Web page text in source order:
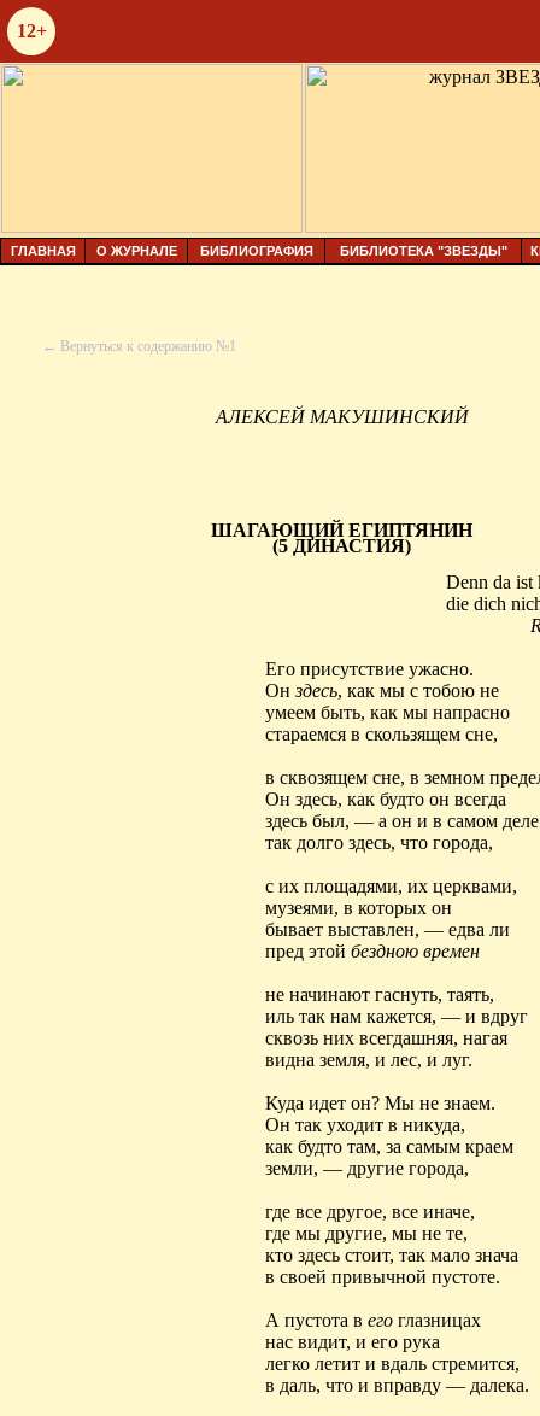
12+
ГЛАВНАЯ О ЖУРНАЛЕ БИБЛИОГРАФИЯ БИБЛИОТЕКА "ЗВЕЗДЫ"
← Вернуться к содержанию №1
АЛЕКСЕЙ МАКУШИНСКИЙ
ШАГАЮЩИЙ ЕГИПТЯНИН
(5 ДИНАСТИЯ)
Denn da ist
die dich
Его присутствие ужасно.
Онздесь, как мы с тобою не
умеем быть, как мы напрасно
стараемся в скользящем сне,
в сквозящем сне, в земном
Он здесь, как будто он всегда
здесь был, — а он и в самом деле
так долго здесь, что города,
с их площадями, их церквами,
музеями, в которых он
бывает выставлен, — едва ли
пред этой бездною времен
не начинают гаснуть, таять,
иль так нам кажется, — и вдруг
сквозь них всегдашняя, нагая
видна земля, и лес, и луг.
Куда идет он? Мы не знаем.
Он так уходит в никуда,
как будто там, за самым краем
земли, — другие города,
где все другое, все иначе,
где мы другие, мы не те,
кто здесь стоит, так мало знача
в своей привычной пустоте.
А пустота в его глазницах
нас видит, и его рука
легко летит и вдаль стремится,
в даль, что и вправду — далека.